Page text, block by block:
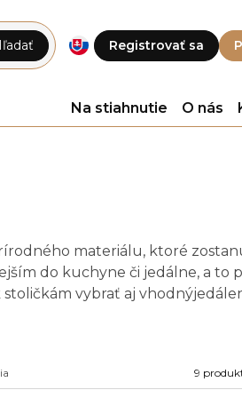
Registrovať sa
Na stiahnutie O nás
materiálu, ktoré
do kuchyne či jedálne, a to
vybrať aj
9